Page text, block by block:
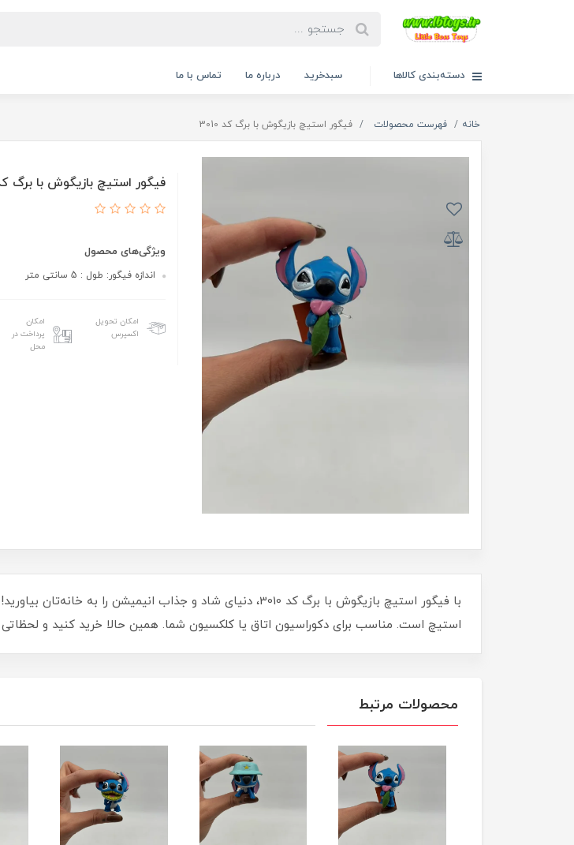
دسته‌بندی کالاها سبدخرید درباره ما تماس با ما
خانه فهرست محصولات فیگور استیچ بازیگوش با برگ کد 3010
فیگور استیچ بازیگوش با برگ کد
ویژگی‌های محصول
اندازه فیگور: طول : 5 سانتی متر
امکان تحویل
اکسپرس
امکان
پرداخت در
محل
با فیگور استیچ بازیگوش با برگ کد 3010، دنیای شاد و جذاب
استیچ است. مناسب برای دکوراسیون اتاق یا کلکسیون شما. همین حالا خرید کنید و لحظاتی
محصولات مرتبط